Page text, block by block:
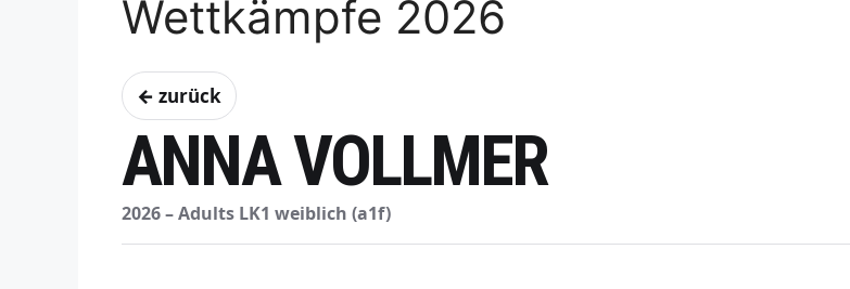
Wettkämpfe 2026
← zurück
ANNA VOLLMER
2026 – Adults LK1 weiblich (a1f)